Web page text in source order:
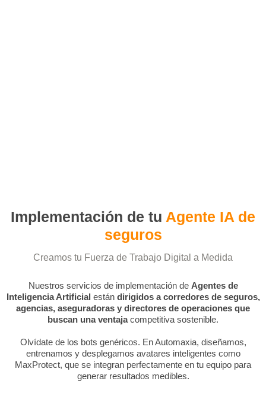
Implementación de tu Agente IA de
seguros
Creamos tu Fuerza de Trabajo Digital a Medida
Nuestros servicios de implementación de Agentes de
Inteligencia Artificial están dirigidos a corredores de seguros,
agencias, aseguradoras y directores de operaciones que
buscan una ventajacompetitiva sostenible.
Olvídate de los bots genéricos. En Automaxia, diseñamos,
entrenamos y desplegamos avatares inteligentes como
MaxProtect, que se integran perfectamente en tu equipo para
generar resultados medibles.